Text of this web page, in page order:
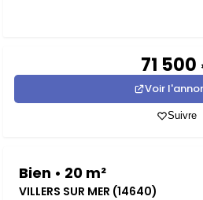
71 500
Voir
Suivre
Bien • 20 m²
VILLERS SUR MER (14640)